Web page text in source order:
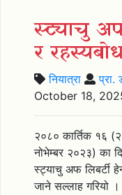
स्ट्याचु अफ
र
नियात्रा
प्रा.
October 18,
२०८० कार्तिक १६ (२
नोभेम्बर २०२३) का
स्ट्याचु अफ लिबर्टी
जाने सल्लाह गरियो ।